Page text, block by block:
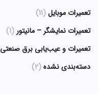
تعمیرات موبایل(11)
تعمیرات نمایشگر – مانیتور (1)
تعمیرات و عیب‌یابی برق صنعتی
دسته‌بندی نشده(2)